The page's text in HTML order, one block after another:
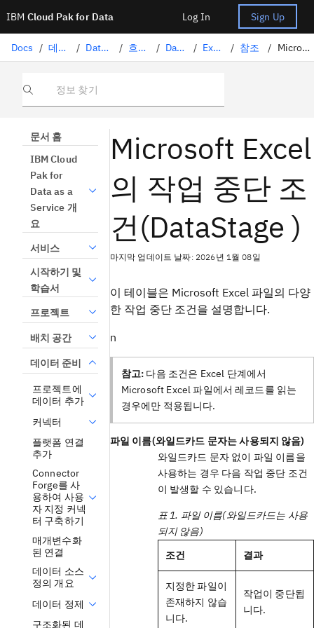
IBM Cloud Pak for Data Log In Sign Up
Docs / 데이터 준비 / DataStage로 데이터 변환 / 흐름 설계 / DataStage 스테이지 / Excel / 참조 / Microsoft Excel의 작업 중단 조건
정보 찾기
문서 홈
IBM Cloud
Pak for
Data as a
Service 개
요
서비스
시작하기 및
학습서
프로젝트
배치 공간
데이터 준비
프로젝트에
데이터 추가
커넥터
플랫폼 연결
추가
Connector
Forge를 사
용하여 사용
자 지정 커넥
터 구축하기
매개변수화
된 연결
데이터 소스
정의 개요
데이터 정제
구조화된 데
Microsoft Excel
의 작업 중단 조
건(DataStage )
마지막 업데이트 날짜: 2026년 1월 08일
이 테이블은 Microsoft Excel 파일의 다양
한 작업 중단 조건을 설명합니다.
n
참고: 다음 조건은 Excel 단계에서
Microsoft Excel 파일에서 레코드를 읽는
경우에만 적용됩니다.
파일 이름(와일드카드 문자는 사용되지 않음)
와일드카드 문자 없이 파일 이름을
사용하는 경우 다음 작업 중단 조건
이 발생할 수 있습니다.
표 1. 파일 이름(와일드카드는 사용
되지 않음)
조건
결과
지정한 파일이
존재하지 않습
니다.
작업이 중단됩
니다.